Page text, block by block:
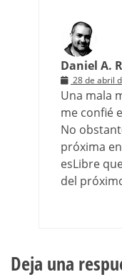
Daniel A.
28 de abril
Una mala
me confié
No
próxima
esLibre
del
Deja una